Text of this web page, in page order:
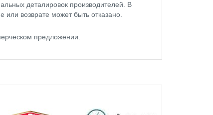
деталировок производителей. В
возврате может быть отказано.
предложении.